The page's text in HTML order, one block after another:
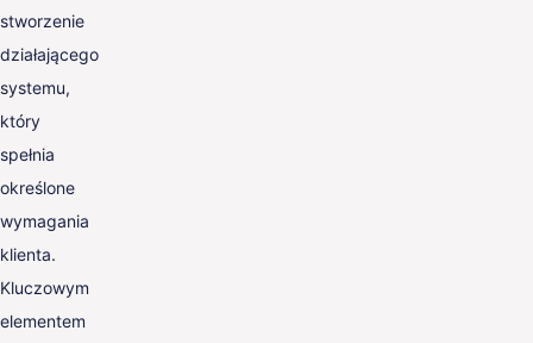
stworzenie
działającego
systemu,
który
spełnia
określone
wymagania
klienta.
Kluczowym
elementem